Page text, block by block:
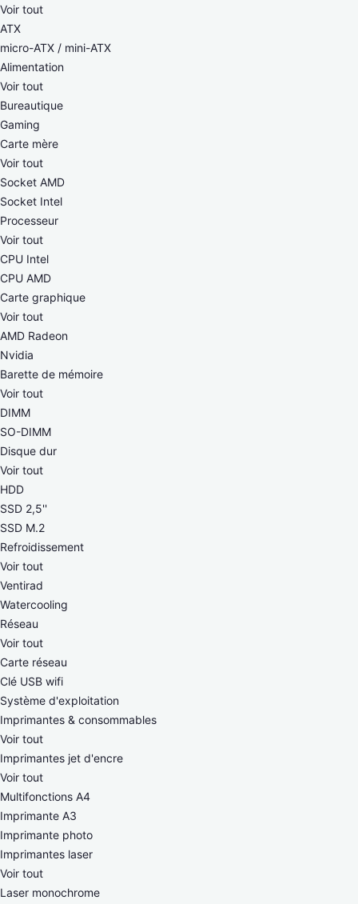
Voir tout
ATX
micro-ATX / mini-ATX
Alimentation
Voir tout
Bureautique
Gaming
Carte mère
Voir tout
Socket AMD
Socket Intel
Processeur
Voir tout
CPU Intel
CPU AMD
Carte graphique
Voir tout
AMD Radeon
Nvidia
Barette de mémoire
Voir tout
DIMM
SO-DIMM
Disque dur
Voir tout
HDD
SSD 2,5''
SSD M.2
Refroidissement
Voir tout
Ventirad
Watercooling
Réseau
Voir tout
Carte réseau
Clé USB wifi
Système d'exploitation
Imprimantes & consommables
Voir tout
Imprimantes jet d'encre
Voir tout
Multifonctions A4
Imprimante A3
Imprimante photo
Imprimantes laser
Voir tout
Laser monochrome